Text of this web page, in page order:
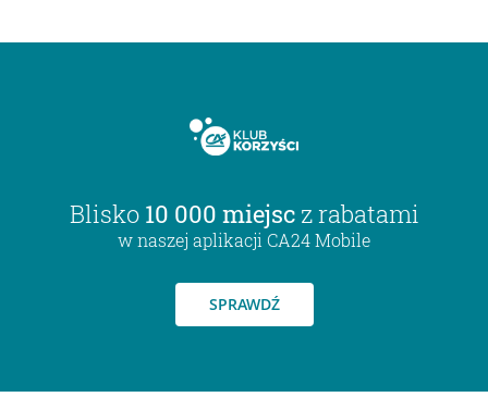
Blisko 10 000 miejsc z rabatami
w naszej aplikacji CA24 Mobile
SPRAWDŹ